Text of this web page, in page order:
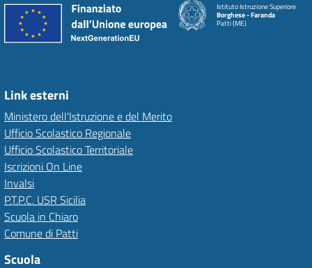
Istituto Istruzione Superiore
Borghese - Faranda
Patti (ME)
Link esterni
Ministero dell'Istruzione e del Merito
Ufficio Scolastico Regionale
Ufficio Scolastico Territoriale
Iscrizioni On Line
Invalsi
P.T.P.C. USR Sicilia
Scuola in Chiaro
Comune di Patti
Scuola